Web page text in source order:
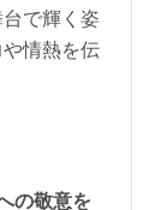
で輝く姿
情熱を伝
の敬意を